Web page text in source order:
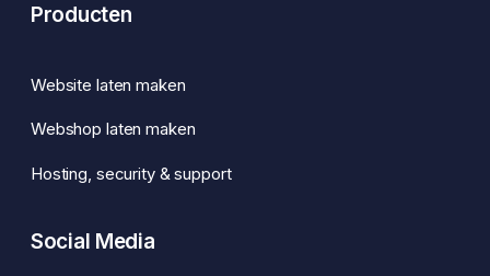
Producten
Website laten maken
Webshop laten maken
Hosting, security & support
Social Media